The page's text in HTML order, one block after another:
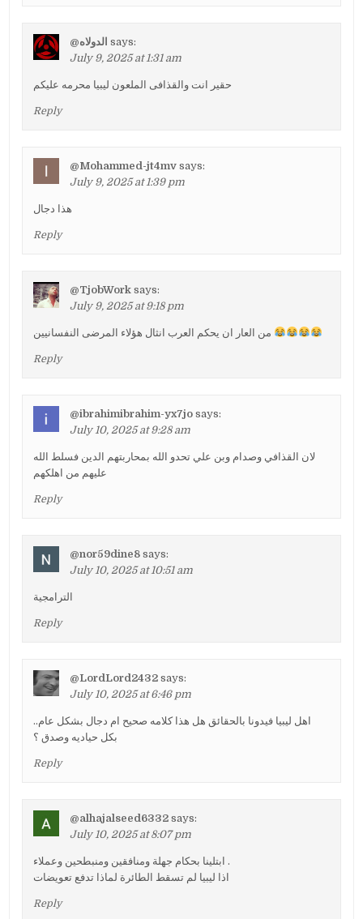
@الدولاه says:
July 9, 2025 at 1:31 am
حقير انت والقذافى الملعون ليبيا محرمه عليكم
Reply
@Mohammed-jt4mv says:
July 9, 2025 at 1:39 pm
هذا دجال
Reply
@TjobWork says:
July 9, 2025 at 9:18 pm
Reply
@ibrahimibrahim-yx7jo says:
July 10, 2025 at 9:28 am
لان القذافي وصدام وبن علي تحدو الله بمحاربتهم الدين فسلط الله
عليهم من اهلكهم
Reply
@nor59dine8 says:
July 10, 2025 at 10:51 am
الترامجية
Reply
@LordLord2432 says:
July 10, 2025 at 6:46 pm
اهل ليبيا فيدونا بالحقائق هل هذا كلامه صحيح ام دجال بشكل عام..
بكل حياديه وصدق ؟
Reply
@alhajalseed6332 says:
July 10, 2025 at 8:07 pm
ابتلينا بحكام جهلة ومنافقين ومنبطحين وعملاء .
اذا ليبيا لم تسقط الطائرة لماذا تدفع تعويضات
Reply